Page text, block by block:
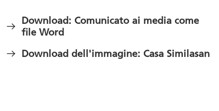
Download: Comunicato ai media come
file Word
Download dell'immagine: Casa Similasan